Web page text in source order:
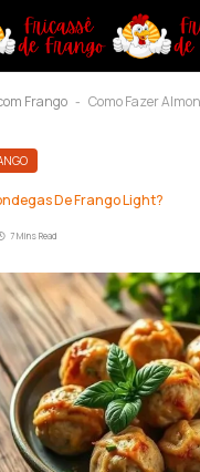
Frango - Como Fazer
De Frango Light?
7 Mins Read